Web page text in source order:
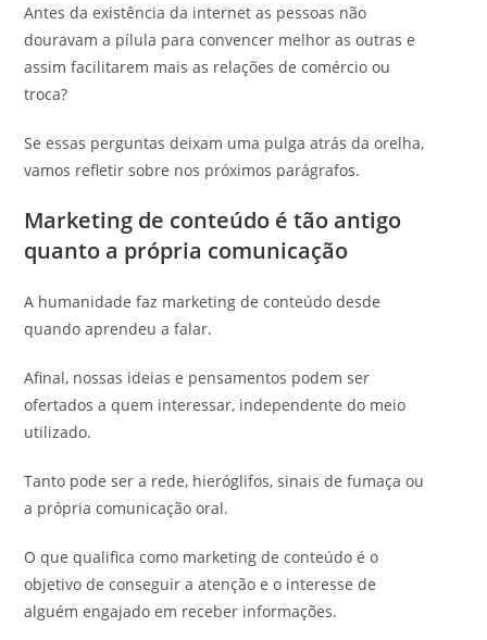
Antes da existência da internet as pessoas não
douravam a pílula para convencer melhor as outras e
assim facilitarem mais as relações de comércio ou
troca?
Se essas perguntas deixam uma pulga atrás da orelha,
vamos refletir sobre nos próximos parágrafos.
Marketing de conteúdo é tão antigo
quanto a própria comunicação
A humanidade faz marketing de conteúdo desde
quando aprendeu a falar.
Afinal, nossas ideias e pensamentos podem ser
ofertados a quem interessar, independente do meio
utilizado.
Tanto pode ser a rede, hieróglifos, sinais de fumaça ou
a própria comunicação oral.
O que qualifica como marketing de conteúdo é o
objetivo de conseguir a atenção e o interesse de
alguém engajado em receber informações.